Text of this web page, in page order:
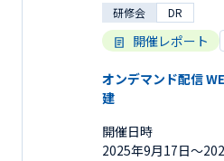
研修会 DR
開催レポート
オンデマンド配信
建
開催日時
2025年9月17日〜